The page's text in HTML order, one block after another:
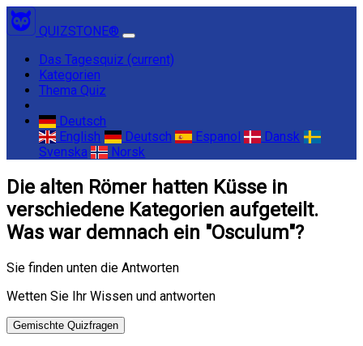
QUIZSTONE®
Das Tagesquiz (current)
Kategorien
Thema Quiz
Deutsch
English
Deutsch Espanol
Dansk
Svenska
Norsk
Die alten Römer hatten Küsse in
verschiedene Kategorien aufgeteilt.
Was war demnach ein "Osculum"?
Sie finden unten die Antworten
Wetten Sie Ihr Wissen und antworten
Gemischte Quizfragen